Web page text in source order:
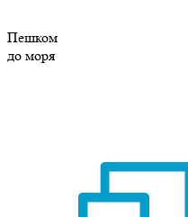
Пешком
до моря